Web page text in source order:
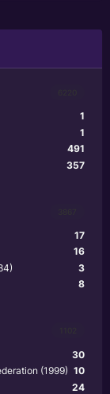
1
1
491
357
17
16
3
8
30
10
(1999)
24